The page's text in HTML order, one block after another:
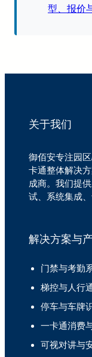
型、报价
关于我们
御佰安专注园
卡通整体解决
成商。我们提
试、系统集成
解决方案与
门禁与考勤
梯控与人行
停车与车牌
一卡通消费
可视对讲与